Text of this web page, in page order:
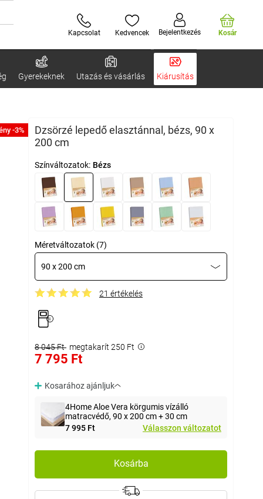
Kapcsolat Kedvencek Bejelentkezés Kosár
Gyerekeknek Utazás és vásárlás Kiárusítás
-3%
Dzsörzé lepedő elasztánnal, bézs, 90 x
200 cm
Színváltozatok: Bézs
Méretváltozatok (7)
90 x 200 cm
21 értékelés
8 045 Ft megtakarít 250 Ft
7 795 Ft
Kosarához ajánljuk
4Home Aloe Vera körgumis vízálló
matracvédő, 90 x 200 cm + 30 cm
7 995 Ft
Válasszon változatot
Kosárba